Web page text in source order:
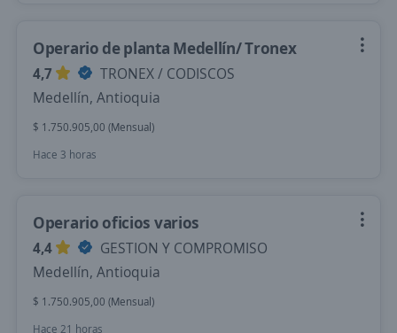
Operario de planta Medellín/ Tronex
4,7
TRONEX / CODISCOS
Medellín, Antioquia
$ 1.750.905,00 (Mensual)
Hace 3 horas
Operario oficios varios
4,4
GESTION Y COMPROMISO
Medellín, Antioquia
$ 1.750.905,00 (Mensual)
Hace 21 horas